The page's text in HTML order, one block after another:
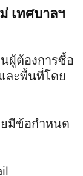
เทศบาลฯ
ผู้ต้องการซื้อ
ละพื้นที่โดย
ยมีข้อกำหนด